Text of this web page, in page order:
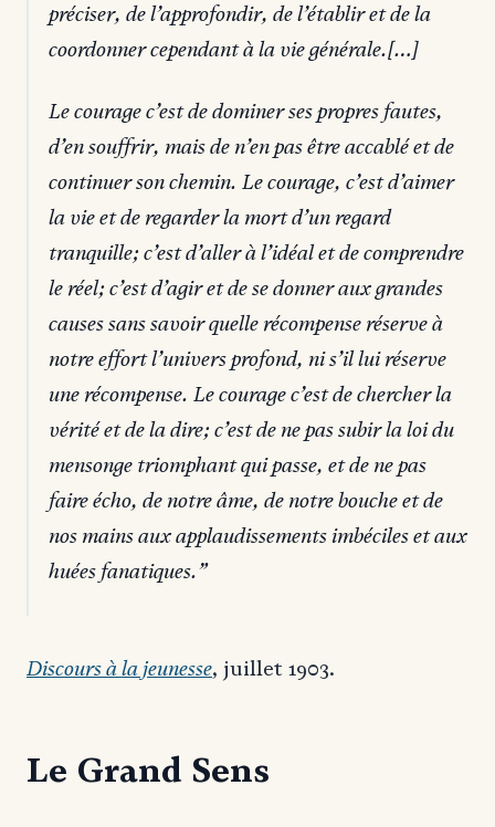
préciser, de l’approfondir, de l’établir et de la
coordonner cependant à la vie générale.[…]
Le courage c’est de dominer ses propres fautes,
d’en souffrir, mais de n’en pas être accablé et de
continuer son chemin. Le courage, c’est d’aimer
la vie et de regarder la mort d’un regard
tranquille; c’est d’aller à l’idéal et de comprendre
le réel; c’est d’agir et de se donner aux grandes
causes sans savoir quelle récompense réserve à
notre effort l’univers profond, ni s’il lui réserve
une récompense. Le courage c’est de chercher la
vérité et de la dire; c’est de ne pas subir la loi du
mensonge triomphant qui passe, et de ne pas
faire écho, de notre âme, de notre bouche et de
nos mains aux applaudissements imbéciles et aux
huées fanatiques.
Discours à la jeunesse, juillet 1903.
Le Grand Sens